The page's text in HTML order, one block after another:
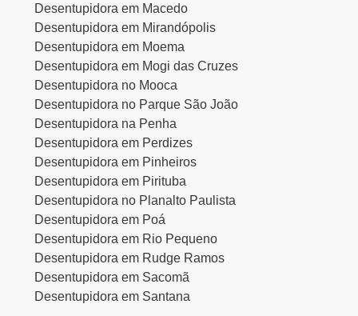
Desentupidora em Macedo
Desentupidora em Mirandópolis
Desentupidora em Moema
Desentupidora em Mogi das Cruzes
Desentupidora no Mooca
Desentupidora no Parque São João
Desentupidora na Penha
Desentupidora em Perdizes
Desentupidora em Pinheiros
Desentupidora em Pirituba
Desentupidora no Planalto Paulista
Desentupidora em Poá
Desentupidora em Rio Pequeno
Desentupidora em Rudge Ramos
Desentupidora em Sacomã
Desentupidora em Santana